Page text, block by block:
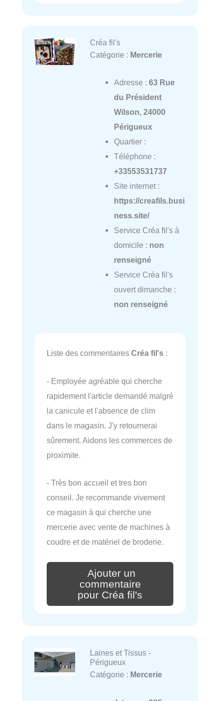
Créa fil's
Catégorie : Mercerie
Adresse : 63 Rue
du Président
Wilson, 24000
Périgueux
Quartier :
Téléphone :
+33553531737
Site internet :
https://creafils.busi
ness.site/
Service Créa fil's à
domicile : non
renseigné
Service Créa fil's
ouvert dimanche :
non renseigné
Liste des commentaires Créa fil's :
- Employée agréable qui cherche
rapidement l'article demandé malgré
la canicule et l'absence de clim
dans le magasin. J'y retournerai
sûrement. Aidons les commerces de
proximite.
- Très bon accueil et tres bon
conseil. Je recommande vivement
ce magasin à qui cherche une
mercerie avec vente de machines à
coudre et de matériel de broderie.
Ajouter un
commentaire
pour Créa fil's
Laines et Tissus -
Périgueux
Catégorie : Mercerie